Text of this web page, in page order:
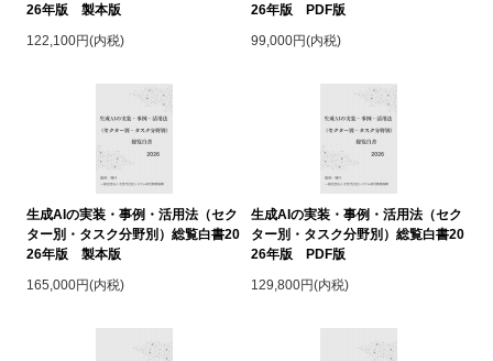
26年版 製本版
122,100円(内税)
26年版 PDF版
99,000円(内税)
生成AIの実装・事例・活用法（セク
ター別・タスク分野別）総覧白書20
26年版 製本版
165,000円(内税)
生成AIの実装・事例・活用法（セク
ター別・タスク分野別）総覧白書20
26年版 PDF版
129,800円(内税)